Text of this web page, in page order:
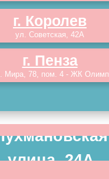
г. Пенза
Мира, 78, пом. 4 - ЖК Олимп
г. Королев
ул. Советская, 42А
улица, 24А